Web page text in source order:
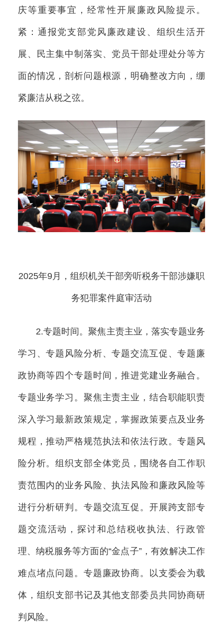
庆等重要事宜，经常性开展廉政风险提示。
紧：通报党支部党风廉政建设、组织生活开
展、民主集中制落实、党员干部处理处分等方
面的情况，剖析问题根源，明确整改方向，绷
紧廉洁从税之弦。
2025年9月，组织机关干部旁听税务干部涉嫌职
务犯罪案件庭审活动
2.专题时间。聚焦主责主业，落实专题业务
学习、专题风险分析、专题交流互促、专题廉
政协商等四个专题时间，推进党建业务融合。
专题业务学习。聚焦主责主业，结合职能职责
深入学习最新政策规定，掌握政策要点及业务
规程，推动严格规范执法和依法行政。专题风
险分析。组织支部全体党员，围绕各自工作职
责范围内的业务风险、执法风险和廉政风险等
进行分析研判。专题交流互促。开展跨支部专
题交流活动，探讨和总结税收执法、行政管
理、纳税服务等方面的“金点子”，有效解决工作
难点堵点问题。专题廉政协商。以支委会为载
体，组织支部书记及其他支部委员共同协商研
判风险。